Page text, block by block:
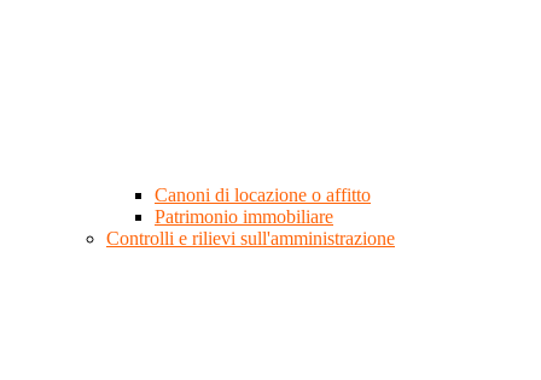
Canoni di locazione o affitto
Patrimonio immobiliare
Controlli e rilievi sull'amministrazione